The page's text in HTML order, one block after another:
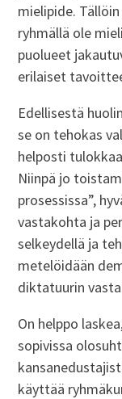
mielipide.
ryhmällä ole
puolueet
erilaiset
Edellisestä
se on tehokas
helposti
Niinpä jo
prosessissa”,
vastakohta ja
selkeydellä ja
metelöidään
diktatuurin
On helppo
sopivissa
käyttää